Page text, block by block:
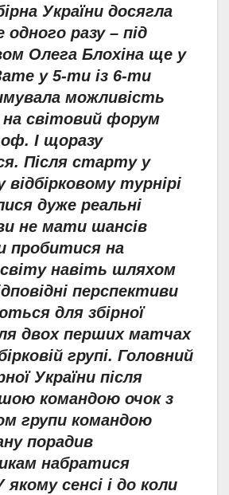
України досягла
одного разу – під
Олега Блохіна ще у
у 5-ти із 6-ти
можливість
світовий форум
І щоразу
Після старту у
турнірі
дуже реальні
не мати шансів
пробитися на
навіть шляхом
перспективи
для збірної
двох перших матчах
групі. Головний
України після
командою очок з
групи командою
порадив
набратися
сенсі і до коли